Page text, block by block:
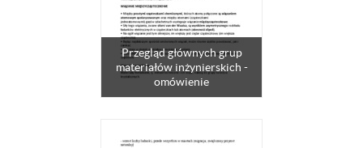
Przegląd głównych grup
materiałów inżynierskich -
omówienie